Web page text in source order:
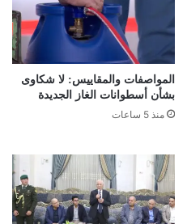
المواصفات والمقاييس: لا شكاوى
بشأن أسطوانات الغاز الجديدة
منذ 5 ساعات